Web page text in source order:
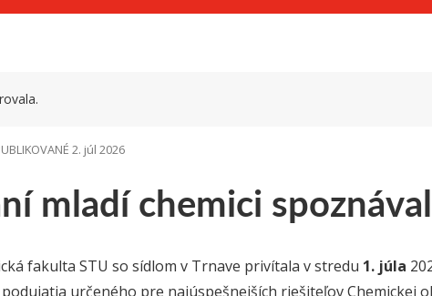
mladí chemici
2. júl 2026
fakulta STU so sídlom v Trnave privítala v stredu 1. júla
určeného pre najúspešnejších riešiteľov Chemickej